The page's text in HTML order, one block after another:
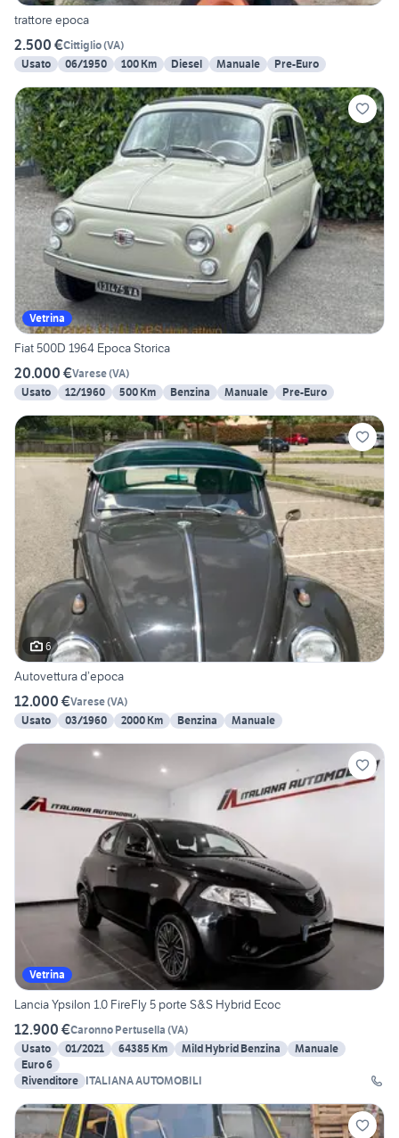
trattore epoca
2.500 €Cittiglio(VA)
Usato
06/1950 100 Km Diesel Manuale Pre-Euro
Vetrina
Fiat 500D 1964 Epoca Storica
20.000 €Varese(VA)
Usato
12/1960 500 Km Benzina Manuale Pre-Euro
6
Autovettura d’epoca
12.000 €Varese(VA)
Usato
03/1960 2000 Km Benzina Manuale
Vetrina
Lancia Ypsilon 1.0 FireFly 5 porte S&S Hybrid Ecoc
12.900 €Caronno Pertusella (VA)
Usato
01/2021 64385 Km Mild Hybrid Benzina
Manuale
Euro 6
Rivenditore ITALIANA AUTOMOBILI